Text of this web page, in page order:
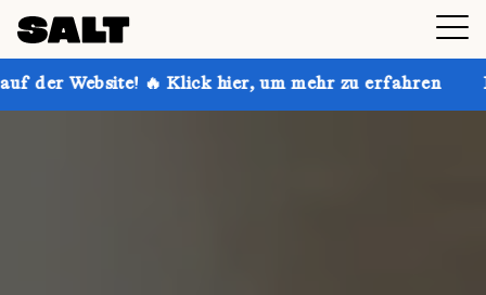
Klick hier, um mehr zu erfahren Hol dir bis zu 30